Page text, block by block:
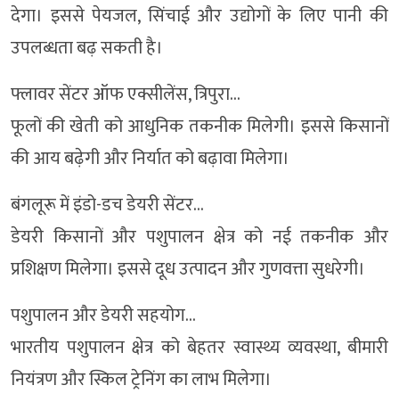
देगा। इससे पेयजल, सिंचाई और उद्योगों के लिए पानी की
उपलब्धता बढ़ सकती है।
फ्लावर सेंटर ऑफ एक्सीलेंस, त्रिपुरा…
फूलों की खेती को आधुनिक तकनीक मिलेगी। इससे किसानों
की आय बढ़ेगी और निर्यात को बढ़ावा मिलेगा।
बंगलूरू में इंडो-डच डेयरी सेंटर…
डेयरी किसानों और पशुपालन क्षेत्र को नई तकनीक और
प्रशिक्षण मिलेगा। इससे दूध उत्पादन और गुणवत्ता सुधरेगी।
पशुपालन और डेयरी सहयोग…
भारतीय पशुपालन क्षेत्र को बेहतर स्वास्थ्य व्यवस्था, बीमारी
नियंत्रण और स्किल ट्रेनिंग का लाभ मिलेगा।